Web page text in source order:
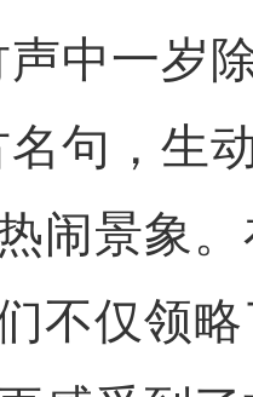
声中一岁
名句，生
闹景象
不仅领